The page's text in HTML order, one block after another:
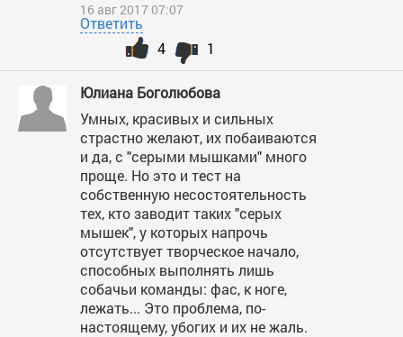
16 авг 2017 07:07
Ответить
1
4
Юлиана Боголюбова
Умных, красивых и сильных
страстно желают, их побаиваются
и да, с "серыми мышками" много
проще. Но это и тест на
собственную несостоятельность
тех, кто заводит таких "серых
мышек", у которых напрочь
отсутствует творческое начало,
способных выполнять лишь
собачьи команды: фас, к ноге,
лежать... Это проблема, по-
настоящему, убогих и их не жаль.